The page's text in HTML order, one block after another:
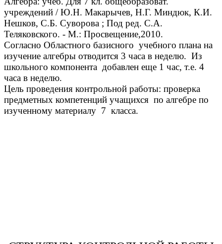
учреждений / Ю.Н. Макарычев, Н.Г. Миндюк, К.И.
Нешков, С.Б. Суворова ; Под ред. С.А.
Теляковского. - М.: Просвещение,2010.
Согласно Областного базисного учебного плана на
изучение алгебры отводится 3 часа в неделю. Из
школьного компонента добавлен еще 1 час, т.е. 4
часа в неделю.
Цель проведения контрольной работы: проверка
предметных компетенций учащихся по алгебре по
изученному материалу 7 класса.